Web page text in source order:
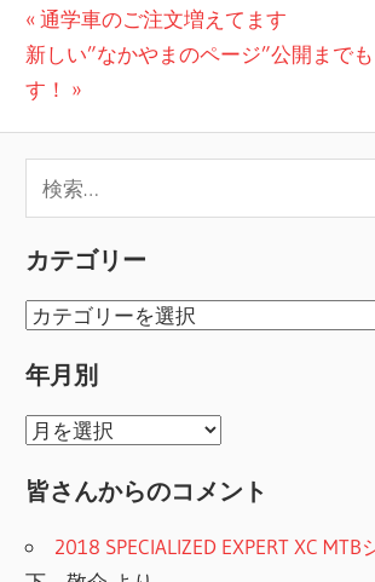
投
稿
ビ
ゲ
ー
シ
ョ
ン
前
の
投
通学車のご注文増えてます
次
の
稿:
新しい”なかやまのページ”公開まで
す！
索:
カテゴリー
カ
ゴ
リ
年月別
年
別
皆さんからのコメント
2018 SPECIALIZED EXPERT XC